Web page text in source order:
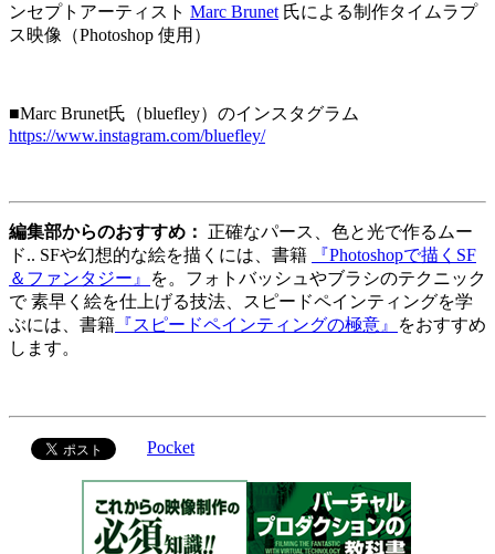
ンセプトアーティスト Marc Brunet 氏による制作タイムラプ
ス映像（Photoshop 使用）
■Marc Brunet氏（bluefley）のインスタグラム
https://www.instagram.com/bluefley/
編集部からのおすすめ：
正確なパース、色と光で作るムー
ド.. SFや幻想的な絵を描くには、書籍
『Photoshopで描くSF
＆ファンタジー』
を。フォトバッシュやブラシのテクニック
で 素早く絵を仕上げる技法、スピードペインティングを学
ぶには、書籍 『スピードペインティングの極意』
をおすすめ
します。
Pocket